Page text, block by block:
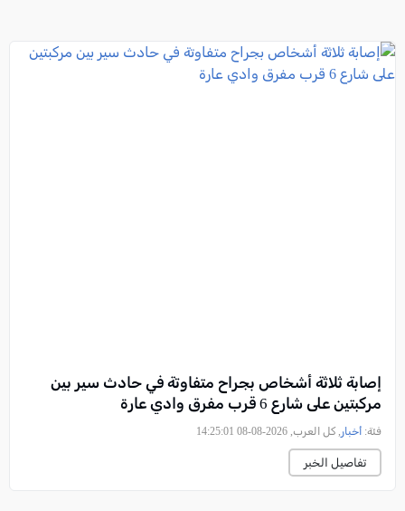
إصابة ثلاثة أشخاص بجراح متفاوتة في حادث سير بين
مركبتين على شارع 6 قرب مفرق وادي عارة
فئة: أخبار , كل العرب, 2026-08-08 14:25:01
تفاصيل الخبر